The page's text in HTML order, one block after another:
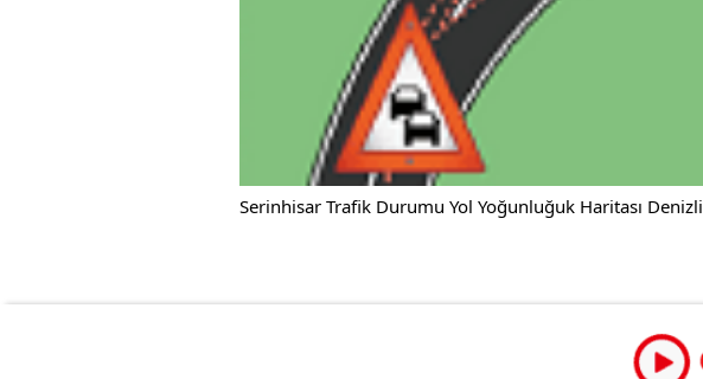
Serinhisar Trafik Durumu Yol Yoğunluğuk Haritası Denizli